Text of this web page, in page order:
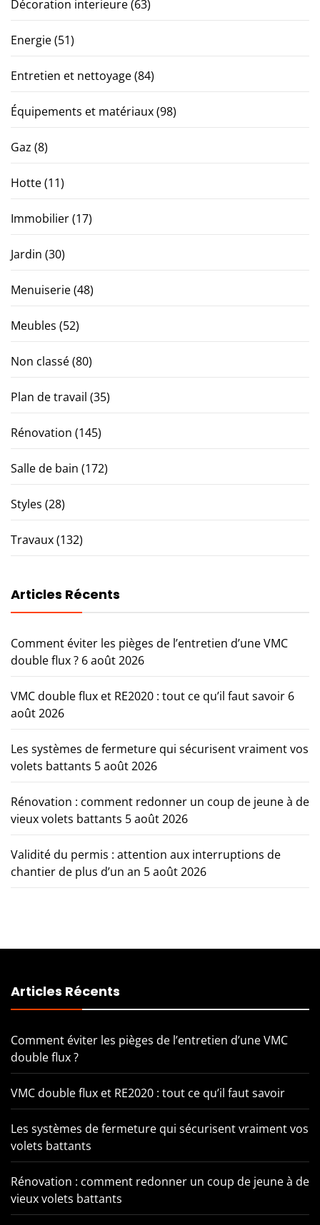
Décoration interieure(63)
Energie(51)
Entretien et nettoyage(84)
Équipements et matériaux(98)
Gaz (8)
Hotte(11)
Immobilier(17)
Jardin (30)
Menuiserie(48)
Meubles (52)
Non classé(80)
Plan de travail (35)
Rénovation (145)
Salle de bain (172)
Styles (28)
Travaux(132)
Articles Récents
Comment éviter les pièges de l’entretien d’une VMC
double flux ? 6 août 2026
VMC double flux et RE2020 : tout ce qu’il faut savoir 6
août 2026
Les systèmes de fermeture qui sécurisent vraiment vos
volets battants 5 août 2026
Rénovation : comment redonner un coup de jeune à de
vieux volets battants 5 août 2026
Validité du permis : attention aux interruptions de
chantier de plus d’un an 5 août 2026
Articles Récents
Comment éviter les pièges de l’entretien d’une VMC
double flux ?
VMC double flux et RE2020 : tout ce qu’il faut savoir
Les systèmes de fermeture qui sécurisent vraiment vos
volets battants
Rénovation : comment redonner un coup de jeune à de
vieux volets battants